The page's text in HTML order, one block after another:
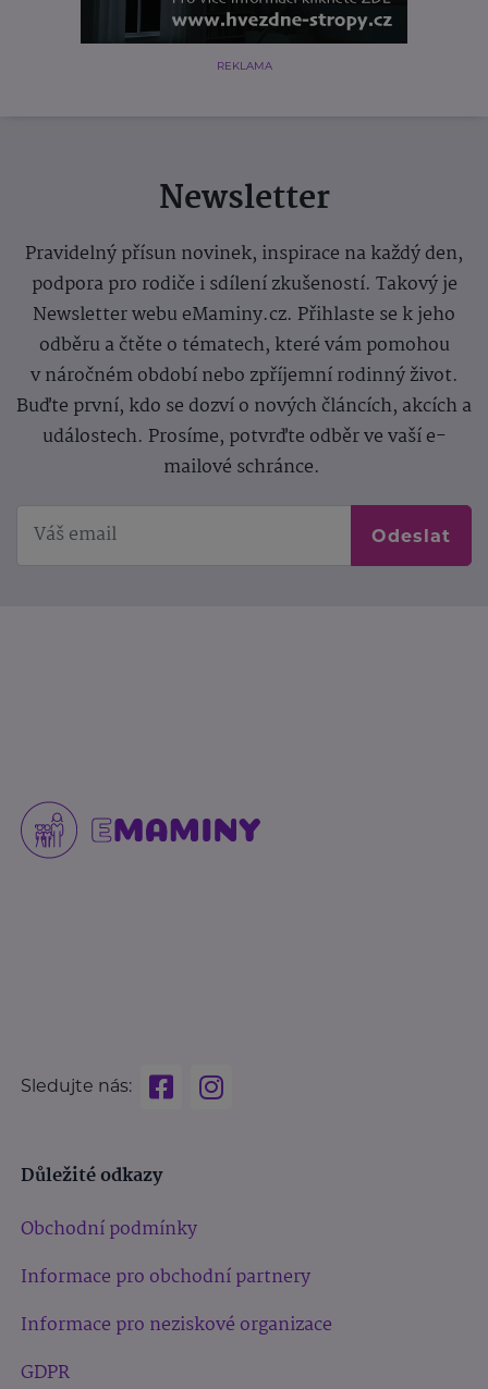
REKLAMA
Newsletter
Pravidelný přísun novinek, inspirace na každý den,
podpora pro rodiče i sdílení zkušeností. Takový je
Newsletter webu eMaminy.cz. Přihlaste se k jeho
odběru a čtěte o tématech, které vám pomohou
v náročném období nebo zpříjemní rodinný život.
Buďte první, kdo se dozví o nových článcích, akcích a
událostech. Prosíme, potvrďte odběr ve vaší e-
mailové schránce.
Odeslat
Sledujte nás:
Důležité odkazy
Obchodní podmínky
Informace pro obchodní partnery
Informace pro neziskové organizace
GDPR